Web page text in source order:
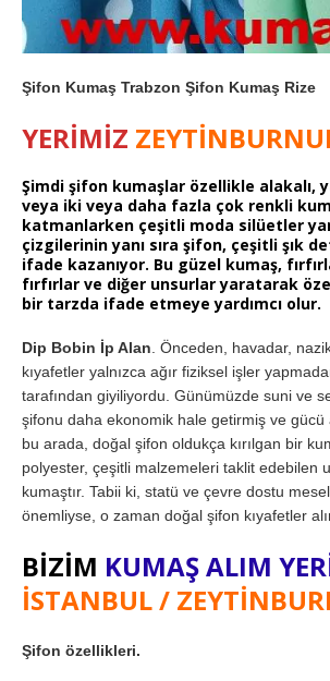
Şifon Kumaş Trabzon Şifon Kumaş Rize
YERİMİZ
Şimdi şifon kumaşlar özellikle alakalı,
veya iki veya daha fazla çok renkli
katmanlarken çeşitli moda silüetler
çizgilerinin yanı sıra şifon, çeşitli şık
ifade kazanıyor. Bu güzel kumaş,
fırfırlar ve diğer unsurlar yaratarak
bir tarzda ifade etmeye yardımcı olur.
Dip Bobin İp Alan . Önceden, havadar,
kıyafetler yalnızca ağır fiziksel işler
tarafından giyiliyordu. Günümüzde suni ve
şifonu daha ekonomik hale getirmiş ve gücü
bu arada, doğal şifon oldukça kırılgan bir
polyester, çeşitli malzemeleri taklit edebilen
kumaştır. Tabii ki, statü ve çevre dostu
önemliyse, o zaman doğal şifon kıyafetler
BİZİM KUMAŞ ALIM
İSTANBUL /
Şifon özellikleri.